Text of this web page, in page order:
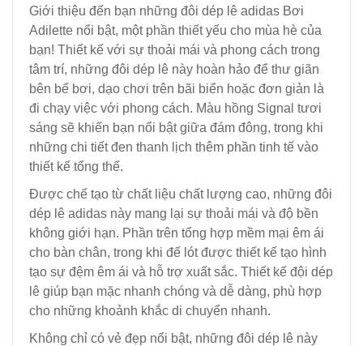
Giới thiệu đến bạn những đôi dép lê adidas Bơi
Adilette nổi bật, một phần thiết yếu cho mùa hè của
bạn! Thiết kế với sự thoải mái và phong cách trong
tâm trí, những đôi dép lê này hoàn hảo để thư giãn
bên bể bơi, dạo chơi trên bãi biển hoặc đơn giản là
đi chạy việc với phong cách. Màu hồng Signal tươi
sáng sẽ khiến bạn nổi bật giữa đám đông, trong khi
những chi tiết đen thanh lịch thêm phần tinh tế vào
thiết kế tổng thể.
Được chế tạo từ chất liệu chất lượng cao, những đôi
dép lê adidas này mang lại sự thoải mái và độ bền
không giới hạn. Phần trên tổng hợp mềm mại êm ái
cho bàn chân, trong khi đế lót được thiết kế tạo hình
tạo sự đệm êm ái và hỗ trợ xuất sắc. Thiết kế đội dép
lê giúp bạn mặc nhanh chóng và dễ dàng, phù hợp
cho những khoảnh khắc di chuyển nhanh.
Không chỉ có vẻ đẹp nổi bật, những đôi dép lê này